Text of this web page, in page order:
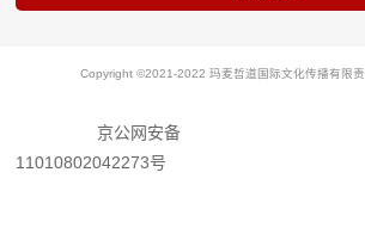
Copyright ©2021-2022 玛麦哲道国际文化传播有限
京公网安备
11010802042273号